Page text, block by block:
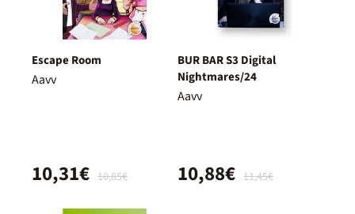
Escape Room
Aavv
10,85€
10,31€
BUR BAR S3 Digital
Nightmares/24
Aavv
11,45€
10,88€